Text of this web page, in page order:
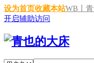
设为首页收藏本站WB丨
开启辅助访问